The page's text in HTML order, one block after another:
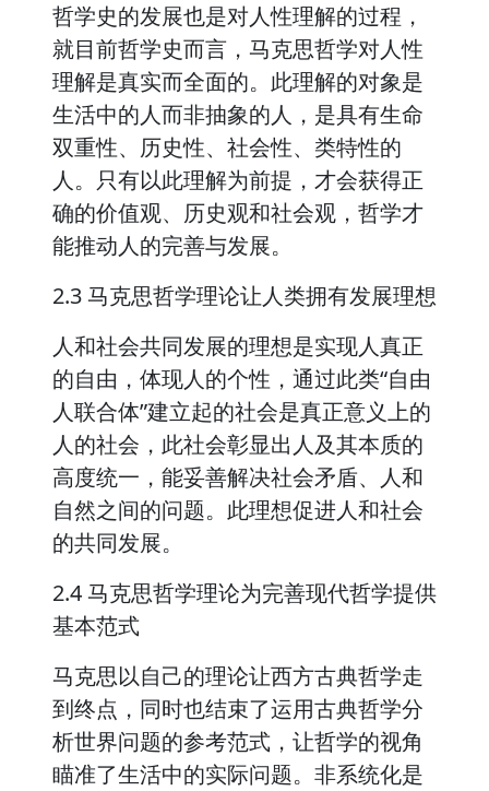
哲学史的发展也是对人性理解的过程，
就目前哲学史而言，马克思哲学对人性
理解是真实而全面的。此理解的对象是
生活中的人而非抽象的人，是具有生命
双重性、历史性、社会性、类特性的
人。只有以此理解为前提，才会获得正
确的价值观、历史观和社会观，哲学才
能推动人的完善与发展。
2.3 马克思哲学理论让人类拥有发展理想
人和社会共同发展的理想是实现人真正
的自由，体现人的个性，通过此类“自由
人联合体”建立起的社会是真正意义上的
人的社会，此社会彰显出人及其本质的
高度统一，能妥善解决社会矛盾、人和
自然之间的问题。此理想促进人和社会
的共同发展。
2.4 马克思哲学理论为完善现代哲学提供
基本范式
马克思以自己的理论让西方古典哲学走
到终点，同时也结束了运用古典哲学分
析世界问题的参考范式，让哲学的视角
瞄准了生活中的实际问题。非系统化是